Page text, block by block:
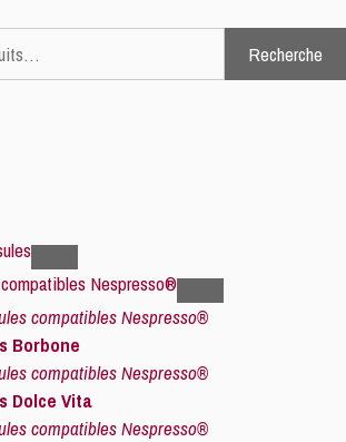
Recherche
Nespresso®
compatibles Nespresso®
Borbone
compatibles Nespresso®
Dolce Vita
compatibles Nespresso®